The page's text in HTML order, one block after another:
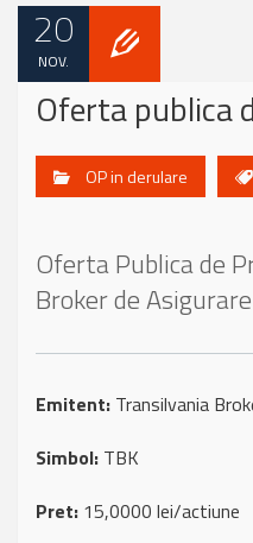
20
NOV.
Oferta publica
OP in derulare
Oferta Publica de
Broker de
Emitent: Transilvania
Simbol: TBK
Pret: 15,0000 lei/actiune